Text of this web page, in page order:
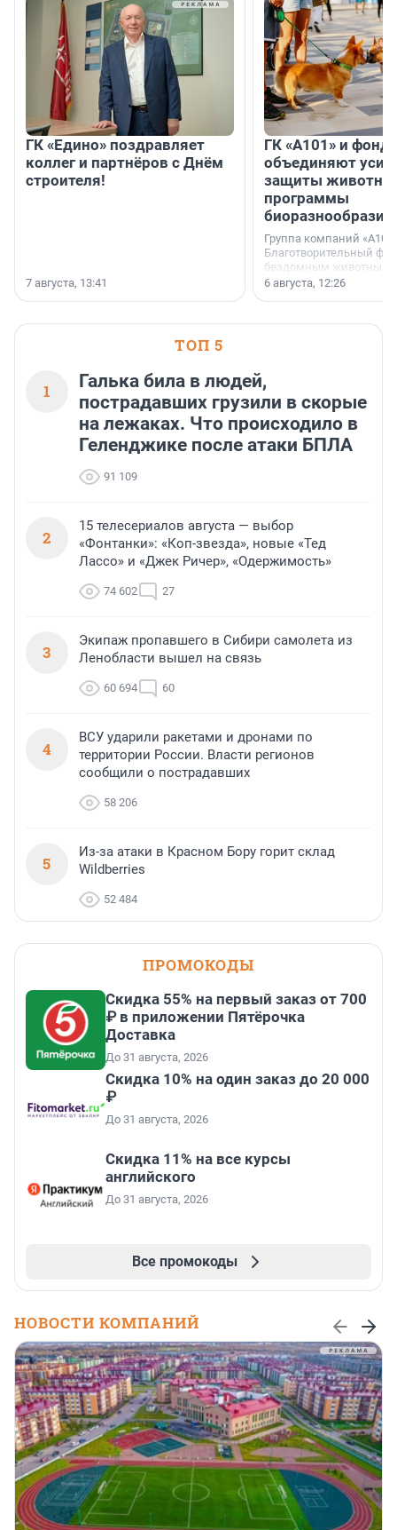
ГК «Едино» поздравляет
коллег и партнёров с Днём
строителя!
7 августа, 13:41
ГК «А101» и фонд
объединяют
защиты
программы
биоразнообразия
Группа компаний
Благотворительный
бездомным животным
заключили соглашение
6 августа, 12:26
ТОП 5
1
Галька била в людей,
пострадавших грузили в скорые
на лежаках. Что происходило в
Геленджике после атаки БПЛА
91 109
2
15 телесериалов августа — выбор
«Фонтанки»: «Коп-звезда», новые «Тед
Лассо» и «Джек Ричер», «Одержимость»
74 602 27
3
Экипаж пропавшего в Сибири самолета из
Ленобласти вышел на связь
60 694 60
4
ВСУ ударили ракетами и дронами по
территории России. Власти регионов
сообщили о пострадавших
58 206
5
Из-за атаки в Красном Бору горит склад
Wildberries
52 484
ПРОМОКОДЫ
Скидка 55% на первый заказ от 700
₽ в приложении Пятёрочка
Доставка
До 31 августа, 2026
Скидка 10% на один заказ до 20 000
₽
До 31 августа, 2026
Скидка 11% на все курсы
английского
До 31 августа, 2026
Все промокоды
НОВОСТИ КОМПАНИЙ